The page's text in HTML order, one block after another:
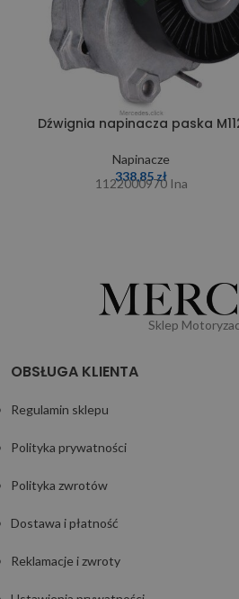
Dźwignia napinacza paska
Napinacze
338,85zł
1122000970 Ina
Sklep
OBSŁUGA KLIENTA
Regulamin sklepu
Polityka prywatności
Polityka zwrotów
Dostawa i płatność
Reklamacje i zwroty